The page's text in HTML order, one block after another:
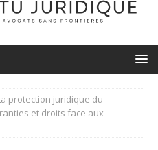
protection juridique du
et droits face aux